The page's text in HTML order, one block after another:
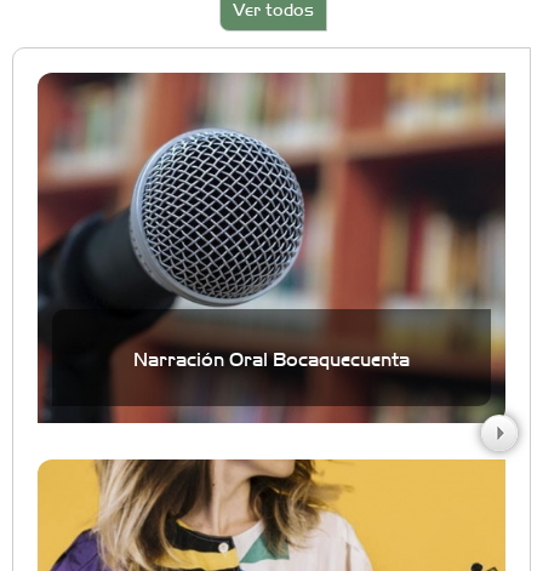
Ver todos
Narración Oral Bocaquecuenta